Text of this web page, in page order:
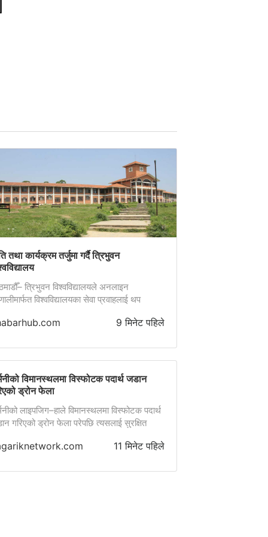
तथा कार्यक्रम तर्जुमा गर्दै त्रिभुवन
त्रिभुवन विश्वविद्यालयले अनलाइन
विश्वविद्यालयका सेवा प्रवाहलाई थप
तर्जुमा गर्ने भएको छ । विश्वविद्यालयको योजना
का लागि योजना परिषद्को पूर्ण बैठकमार्फत
प्रस्तुत गरिने नीति तथा कार्यक्रमबारे
छलफल गरिएको हो । बैठकमा विश्वविद्यालयका
तथा […]
9 मिनेट पहिले
विमानस्थलमा विस्फोटक पदार्थ जडान
ड्रोन फेला
लाइपजिग–हाले विमानस्थलमा विस्फोटक पदार्थ
गरिएको ड्रोन फेला परेपछि त्यसलाई सुरक्षित
11 मिनेट पहिले